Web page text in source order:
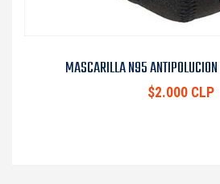
MASCARILLA N95
$2.000 CLP